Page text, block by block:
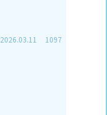
2026.03.11 1097